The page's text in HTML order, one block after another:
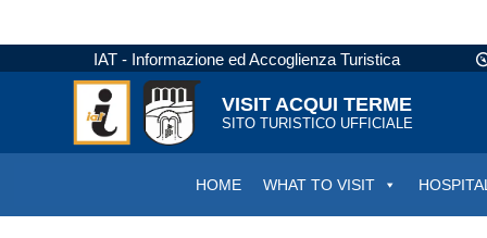
IAT - Informazione ed Accoglienza Turistica
VISIT ACQUI TERME
SITO TURISTICO UFFICIALE
HOME WHAT TO VISIT